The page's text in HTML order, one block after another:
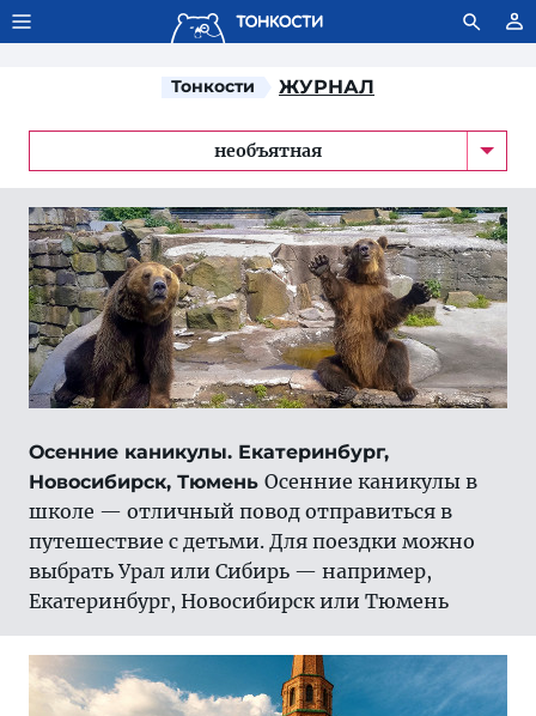
Тонкости используют сookie-файлы. Что это значит?
Тонкости ЖУРНАЛ
необъятная
Осенние каникулы. Екатеринбург,
Новосибирск, Тюмень Осенние каникулы в
школе — отличный повод отправиться в
путешествие с детьми. Для поездки можно
выбрать Урал или Сибирь — например,
Екатеринбург, Новосибирск или Тюмень